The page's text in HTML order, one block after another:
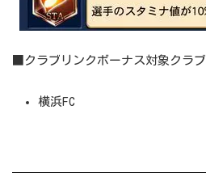
■クラブリンクボーナス対象クラブ
横浜FC